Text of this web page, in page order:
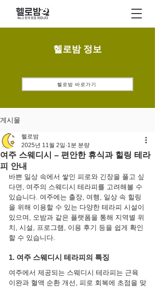
헬로밤 정보
헬로밤 바로가기
게시물
여주 스웨디시 – 편안한 휴식과 힐링 테라
피 안내
헬로밤
2025년 11월 2일 1분 분량
바쁜 일상 속에서 쌓인 피로와 긴장을 풀고 싶
다면, 여주의 스웨디시 테라피를 고려해볼 수
있습니다. 여주에는 출장, 여행, 일상 속 힐링
을 위해 이용할 수 있는 다양한 테라피 시설이
있으며, 오밤과 같은 플랫폼을 통해 지역별 위
치, 시설, 프로그램, 이용 후기 등을 쉽게 확인
할 수 있습니다.
1. 여주 스웨디시 테라피의 특징
여주에서 제공되는 스웨디시 테라피는 근육
이완과 혈액 순환 개선, 피로 회복에 초점을 맞